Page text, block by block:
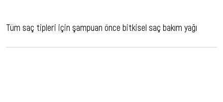
Tüm saç tipleri için şampuan önce bitkisel saç bakım yağı